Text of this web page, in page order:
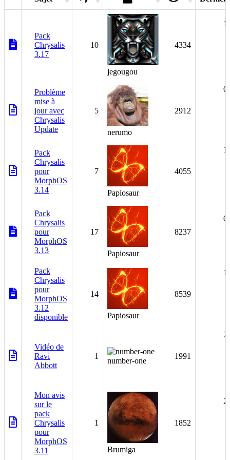
Pack
Chrysalis
3.17
10
jegougou
4334
Problème
mise à
jour avec
Chrysalis
Update
5
nerumo
2912
Pack
Chrysalis
pour
MorphOS
3.14
7
Papiosaur
4055
Pack
Chrysalis
pour
MorphOS
3.13
17
Papiosaur
8237
Pack
Chrysalis
pour
MorphOS
3.12
disponible
14
Papiosaur
8539
Vidéo de
Ravi
Abbott
1
number-one
1991
Mon avis
sur le
pack
Chrysalis
pour
MorphOS
3.11
1
Brumiga
1852